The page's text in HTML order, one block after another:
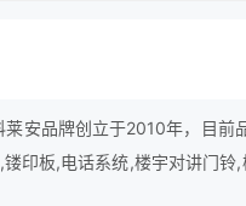
安品牌创立于2010年，目前
印板,电话系统,楼宇对讲门铃,